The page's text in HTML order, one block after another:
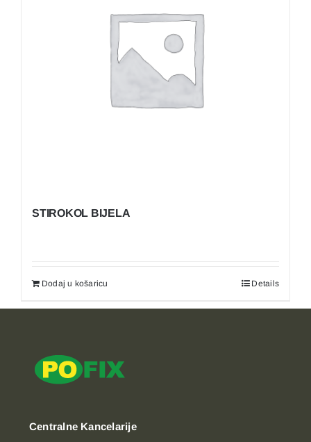
STIROKOL BIJELA
Dodaj u košaricu Details
Centralne Kancelarije